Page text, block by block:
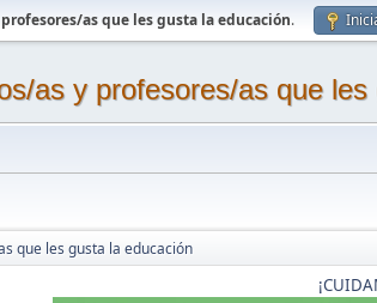
as que les gusta la educación.
as y profesores/as que
que les gusta la educación